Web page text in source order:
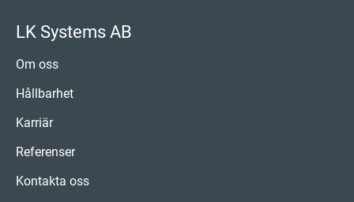
LK Systems AB
Om oss
Hållbarhet
Karriär
Referenser
Kontakta oss